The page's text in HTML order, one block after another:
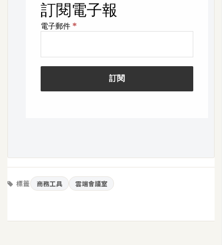
標籤 商務工具 雲端會議室